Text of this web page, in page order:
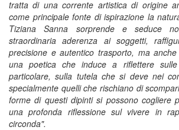
tratta di una corrente artistica di origine
come principale fonte di ispirazione la
Tiziana Sanna sorprende e seduce
straordinaria aderenza ai soggetti,
precisione e autentico trasporto, ma
una poetica che induce a riflettere
particolare, sulla tutela che si deve nei
specialmente quelli che rischiano di
forme di questi dipinti si possono cogliere
una profonda riflessione sul vivere in
circonda".